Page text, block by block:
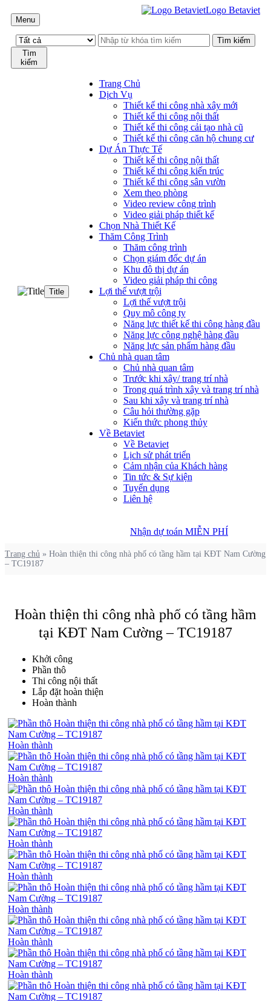
Menu
Logo Betaviet
Tìm
kiếm
Title
Trang Chủ
Dịch Vụ
Thiết kế thi công nhà xây mới
Thiết kế thi công nội thất
Thiết kế thi công cải tạo nhà cũ
Thiết kế thi công căn hộ chung cư
Dự Án Thực Tế
Thiết kế thi công nội thất
Thiết kế thi công kiến trúc
Thiết kế thi công sân vườn
Xem theo phòng
Video review công trình
Video giải pháp thiết kế
Chọn Nhà Thiết Kế
Thăm Công Trình
Thăm công trình
Chọn giám đốc dự án
Khu đô thị dự án
Video giải pháp thi công
Lợi thế vượt trội
Lợi thế vượt trội
Quy mô công ty
Năng lực thiết kế thi công hàng đầu
Năng lực công nghệ hàng đầu
Năng lực sản phẩm hàng đầu
Chủ nhà quan tâm
Chủ nhà quan tâm
Trước khi xây/ trang trí nhà
Trong quá trình xây và trang trí nhà
Sau khi xây và trang trí nhà
Câu hỏi thường gặp
Kiến thức phong thủy
Về Betaviet
Về Betaviet
Lịch sử phát triển
Cảm nhận của Khách hàng
Tin tức & Sự kiện
Tuyển dụng
Liên hệ
Nhận dự toán MIỄN PHÍ
Trang chủ » Hoàn thiện thi công nhà phố có tầng hầm tại KĐT Nam Cường
– TC19187
Hoàn thiện thi công nhà phố có tầng hầm
tại KĐT Nam Cường – TC19187
Khởi công
Phần thô
Thi công nội thất
Lắp đặt hoàn thiện
Hoàn thành
Hoàn thành
Hoàn thành
Hoàn thành
Hoàn thành
Hoàn thành
Hoàn thành
Hoàn thành
Hoàn thành